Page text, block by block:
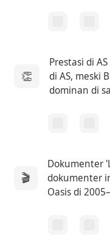
👏
Prestasi di AS
di AS, meski
dominan di
🎬
Dokumenter
dokumenter
Oasis di